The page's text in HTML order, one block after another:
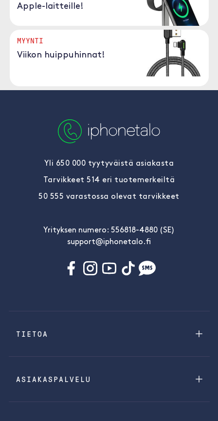
Apple-laitteille!
MYYNTI
Viikon huippuhinnat!
Yli 650 000 tyytyväistä asiakasta
Tarvikkeet 514 eri tuotemerkeiltä
50 555 varastossa olevat tarvikkeet
Yrityksen numero: 556818-4880 (SE)
support@iphonetalo.fi
TIETOA
ASIAKASPALVELU